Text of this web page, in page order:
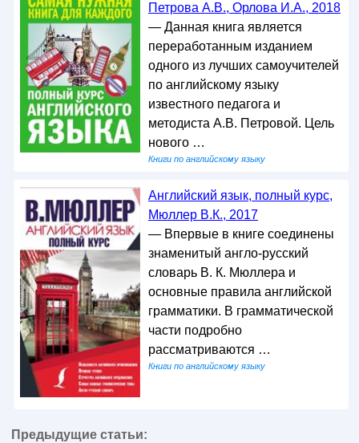
Петрова А.В., Орлова И.А., 2018
— Данная книга является
переработанным изданием
одного из лучших самоучителей
по английскому языку
известного педагога и
методиста А.В. Петровой. Цель
нового …
Книги по английскому языку
Английский язык, полный курс,
Мюллер В.К., 2017
— Впервые в книге соединены
знаменитый англо-русский
словарь В. К. Мюллера и
основные правила английской
грамматики. В грамматической
части подробно
рассматриваются …
Книги по английскому языку
Предыдущие статьи: